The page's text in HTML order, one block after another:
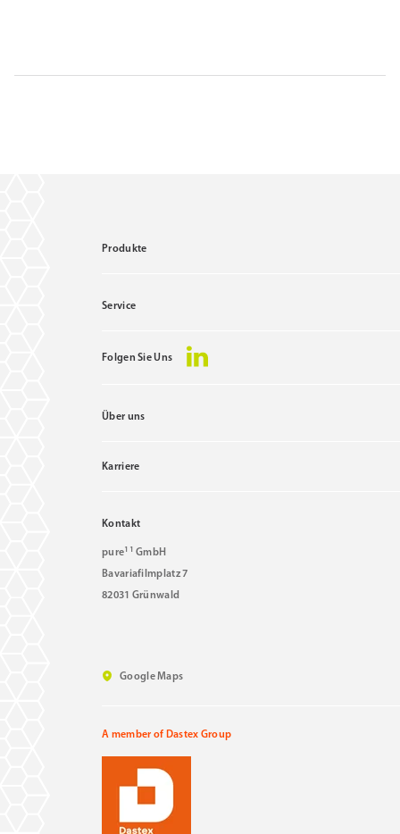
Produkte
Service
Folgen Sie Uns
Über uns
Karriere
Kontakt
pure11 GmbH
Bavariafilmplatz 7
82031 Grünwald
Google Maps
A member of Dastex Group